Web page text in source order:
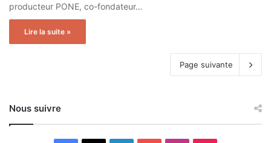
producteur PONE, co-fondateur…
Lire la suite »
Page suivante
Nous suivre